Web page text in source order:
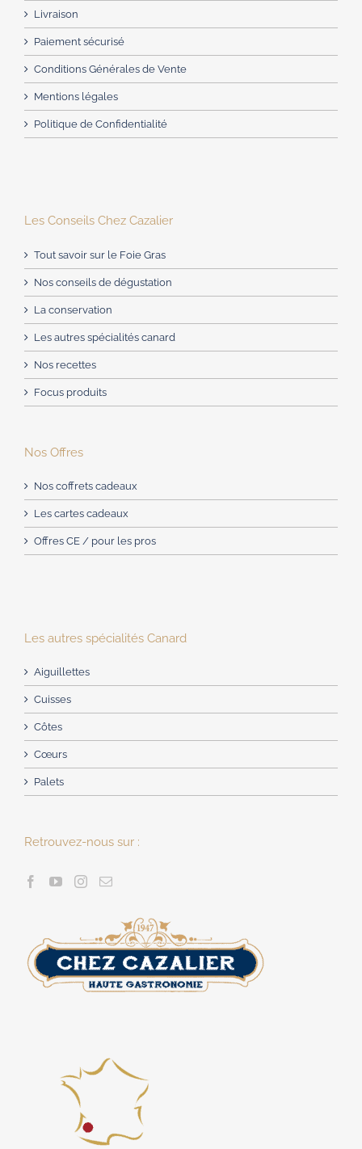
Livraison
Paiement sécurisé
Conditions Générales de Vente
Mentions légales
Politique de Confidentialité
Les Conseils Chez Cazalier
Tout savoir sur le Foie Gras
Nos conseils de dégustation
La conservation
Les autres spécialités canard
Nos recettes
Focus produits
Nos Offres
Nos coffrets cadeaux
Les cartes cadeaux
Offres CE / pour les pros
Les autres spécialités Canard
Aiguillettes
Cuisses
Côtes
Cœurs
Palets
Retrouvez-nous sur :